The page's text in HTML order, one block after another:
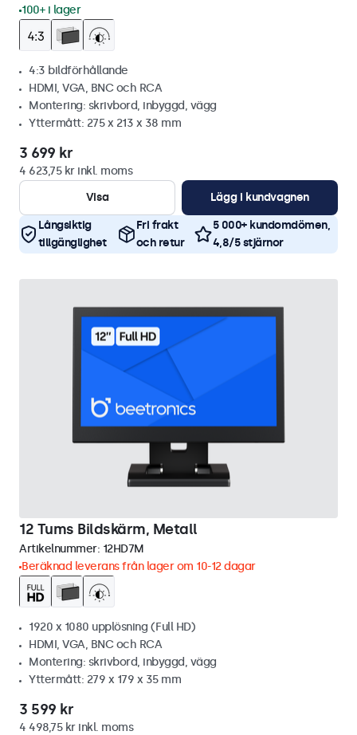
100+ i lager
4:3 bildförhållande
HDMI, VGA, BNC och RCA
Montering: skrivbord, inbyggd, vägg
Yttermått: 275 x 213 x 38 mm
3 699 kr
4 623,75 kr inkl. moms
Visa
Lägg i kundvagnen
Långsiktig
tillgänglighet
Fri frakt
och retur
5 000+ kundomdömen,
4,8/5 stjärnor
12 Tums Bildskärm, Metall
Artikelnummer: 12HD7M
Beräknad leverans från lager om 10-12 dagar
1920 x 1080 upplösning (Full HD)
HDMI, VGA, BNC och RCA
Montering: skrivbord, inbyggd, vägg
Yttermått: 279 x 179 x 35 mm
3 599 kr
4 498,75 kr inkl. moms